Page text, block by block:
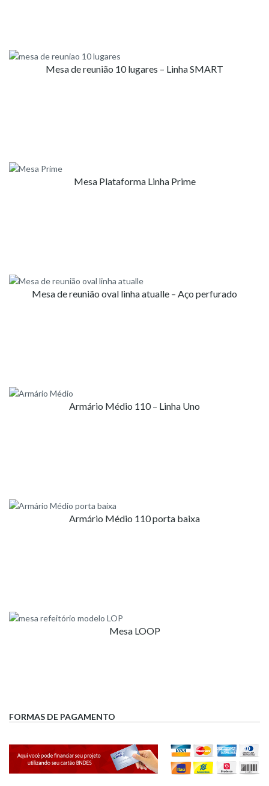
Mesa de reunião 10 lugares – Linha SMART
Mesa Plataforma Linha Prime
Mesa de reunião oval linha atualle – Aço perfurado
Armário Médio 110 – Linha Uno
Armário Médio 110 porta baixa
Mesa LOOP
FORMAS DE PAGAMENTO